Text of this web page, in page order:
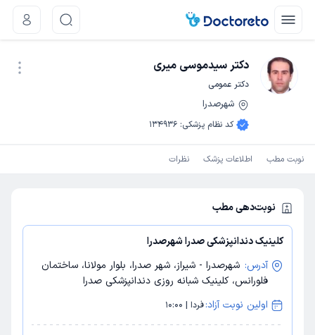
دکتر سیدموسی میری
دکتر عمومی
شهرصدرا
کد نظام پزشکی:
134936
نوبت مطب اطلاعات پزشک نظرات
نوبت‌دهی مطب
کلینیک دندانپزشکی صدرا شهرصدرا
آدرس: شهرصدرا - شیراز، شهر صدرا، بلوار مولانا، ساختمان
فلورانس، کلینیک شبانه روزی دندانپزشکی صدرا
اولین نوبت آزاد:فردا | 10:00